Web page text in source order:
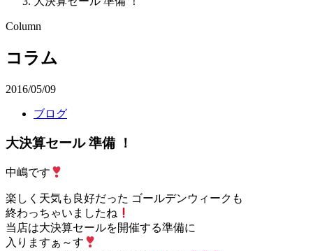
Column
コラム
2016/05/09
ブログ
大決算セール 準備 ！
中嶋です
楽しく天気も良好だった ゴールデンウィークも
終わっちゃいましたね
当店は大決算セールを開催する準備に
入りますぁ～す